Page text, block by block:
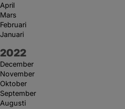
April
Mars
Februari
Januari
År:
2022
December
November
Oktober
September
Augusti